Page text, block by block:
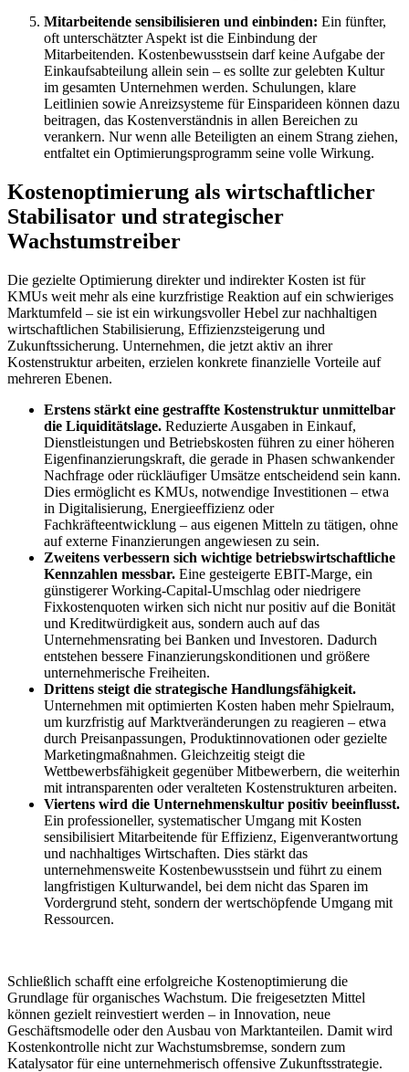
Mitarbeitende sensibilisieren und einbinden: Ein fünfter,
oft unterschätzter Aspekt ist die Einbindung der
Mitarbeitenden. Kostenbewusstsein darf keine Aufgabe der
Einkaufsabteilung allein sein – es sollte zur gelebten Kultur
im gesamten Unternehmen werden. Schulungen, klare
Leitlinien sowie Anreizsysteme für Einsparideen können dazu
beitragen, das Kostenverständnis in allen Bereichen zu
verankern. Nur wenn alle Beteiligten an einem Strang ziehen,
entfaltet ein Optimierungsprogramm seine volle Wirkung.
Kostenoptimierung als wirtschaftlicher
Stabilisator und strategischer
Wachstumstreiber
Die gezielte Optimierung direkter und indirekter Kosten ist für
KMUs weit mehr als eine kurzfristige Reaktion auf ein schwieriges
Marktumfeld – sie ist ein wirkungsvoller Hebel zur nachhaltigen
wirtschaftlichen Stabilisierung, Effizienzsteigerung und
Zukunftssicherung. Unternehmen, die jetzt aktiv an ihrer
Kostenstruktur arbeiten, erzielen konkrete finanzielle Vorteile auf
mehreren Ebenen.
Erstens stärkt eine gestraffte Kostenstruktur unmittelbar
die Liquiditätslage. Reduzierte Ausgaben in Einkauf,
Dienstleistungen und Betriebskosten führen zu einer höheren
Eigenfinanzierungskraft, die gerade in Phasen schwankender
Nachfrage oder rückläufiger Umsätze entscheidend sein kann.
Dies ermöglicht es KMUs, notwendige Investitionen – etwa
in Digitalisierung, Energieeffizienz oder
Fachkräfteentwicklung – aus eigenen Mitteln zu tätigen, ohne
auf externe Finanzierungen angewiesen zu sein.
Zweitens verbessern sich wichtige betriebswirtschaftliche
Kennzahlen messbar. Eine gesteigerte EBIT-Marge, ein
günstigerer Working-Capital-Umschlag oder niedrigere
Fixkostenquoten wirken sich nicht nur positiv auf die Bonität
und Kreditwürdigkeit aus, sondern auch auf das
Unternehmensrating bei Banken und Investoren. Dadurch
entstehen bessere Finanzierungskonditionen und größere
unternehmerische Freiheiten.
Drittens steigt die strategische Handlungsfähigkeit.
Unternehmen mit optimierten Kosten haben mehr Spielraum,
um kurzfristig auf Marktveränderungen zu reagieren – etwa
durch Preisanpassungen, Produktinnovationen oder gezielte
Marketingmaßnahmen. Gleichzeitig steigt die
Wettbewerbsfähigkeit gegenüber Mitbewerbern, die weiterhin
mit intransparenten oder veralteten Kostenstrukturen arbeiten.
Viertens wird die Unternehmenskultur positiv beeinflusst.
Ein professioneller, systematischer Umgang mit Kosten
sensibilisiert Mitarbeitende für Effizienz, Eigenverantwortung
und nachhaltiges Wirtschaften. Dies stärkt das
unternehmensweite Kostenbewusstsein und führt zu einem
langfristigen Kulturwandel, bei dem nicht das Sparen im
Vordergrund steht, sondern der wertschöpfende Umgang mit
Ressourcen.
Schließlich schafft eine erfolgreiche Kostenoptimierung die
Grundlage für organisches Wachstum. Die freigesetzten Mittel
können gezielt reinvestiert werden – in Innovation, neue
Geschäftsmodelle oder den Ausbau von Marktanteilen. Damit wird
Kostenkontrolle nicht zur Wachstumsbremse, sondern zum
Katalysator für eine unternehmerisch offensive Zukunftsstrategie.